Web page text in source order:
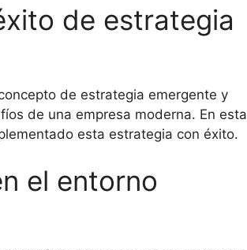
de estrategia
de estrategia emergente y
de una empresa moderna. En esta
esta estrategia con éxito.
el entorno